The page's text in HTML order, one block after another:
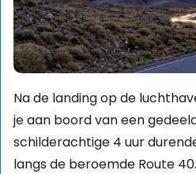
Na de landing op de
je aan boord van een
schilderachtige 4 uur
langs de beroemde Route